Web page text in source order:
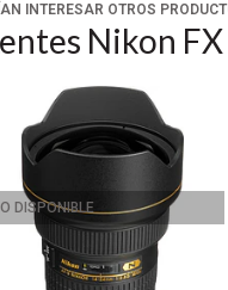
INTERESAR OTROS
Nikon FX
NO DISPONIBLE